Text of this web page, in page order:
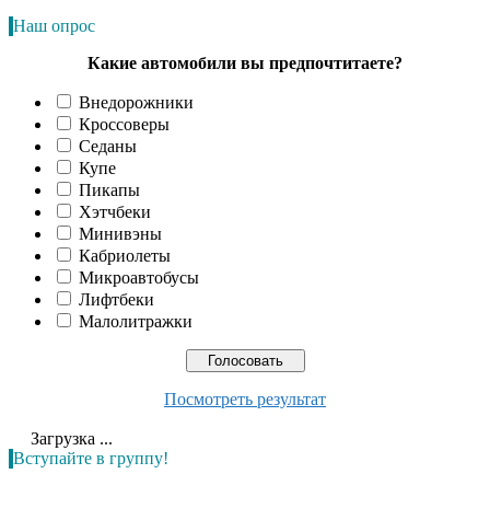
Наш опрос
Какие автомобили вы предпочтитаете?
Внедорожники
Кроссоверы
Седаны
Купе
Пикапы
Хэтчбеки
Минивэны
Кабриолеты
Микроавтобусы
Лифтбеки
Малолитражки
Посмотреть результат
Загрузка ...
Вступайте в группу!